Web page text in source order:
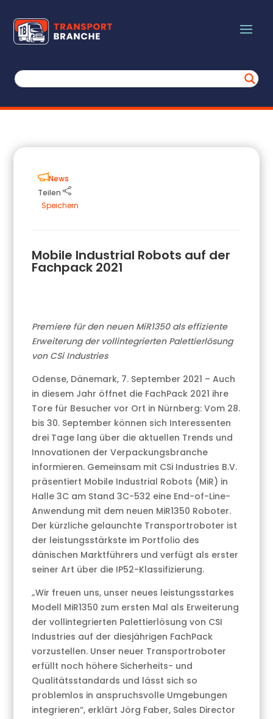
News
Teilen
Speichern
Mobile Industrial Robots auf der
Fachpack 2021
Premiere für den neuen MiR1350 als effiziente
Erweiterung der vollintegrierten Palettierlösung
von CSi Industries
Odense, Dänemark, 7. September 2021 – Auch
in diesem Jahr öffnet die FachPack 2021 ihre
Tore für Besucher vor Ort in Nürnberg: Vom 28.
bis 30. September können sich Interessenten
drei Tage lang über die aktuellen Trends und
Innovationen der Verpackungsbranche
informieren. Gemeinsam mit CSi Industries B.V.
präsentiert Mobile Industrial Robots (MiR) in
Halle 3C am Stand 3C-532 eine End-of-Line-
Anwendung mit dem neuen MiR1350 Roboter.
Der kürzliche gelaunchte Transportroboter ist
der leistungsstärkste im Portfolio des
dänischen Marktführers und verfügt als erster
seiner Art über die IP52-Klassifizierung.
„Wir freuen uns, unser neues leistungsstarkes
Modell MiR1350 zum ersten Mal als Erweiterung
der vollintegrierten Palettierlösung von CSI
Industries auf der diesjährigen FachPack
vorzustellen. Unser neuer Transportroboter
erfüllt noch höhere Sicherheits- und
Qualitätsstandards und lässt sich so
problemlos in anspruchsvolle Umgebungen
integrieren“, erklärt Jörg Faber, Sales Director